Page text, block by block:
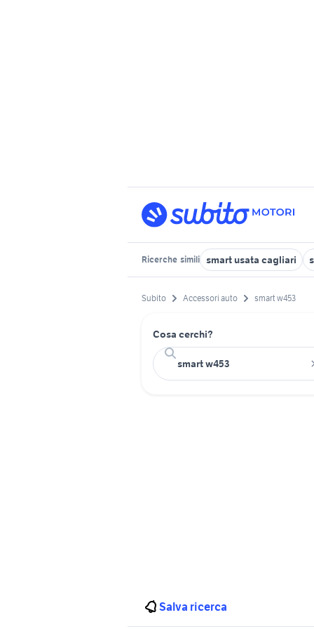
Ricerche simili smart usata cagliari
Subito Accessori auto smart w453
Cosa cerchi?
Salva ricerca